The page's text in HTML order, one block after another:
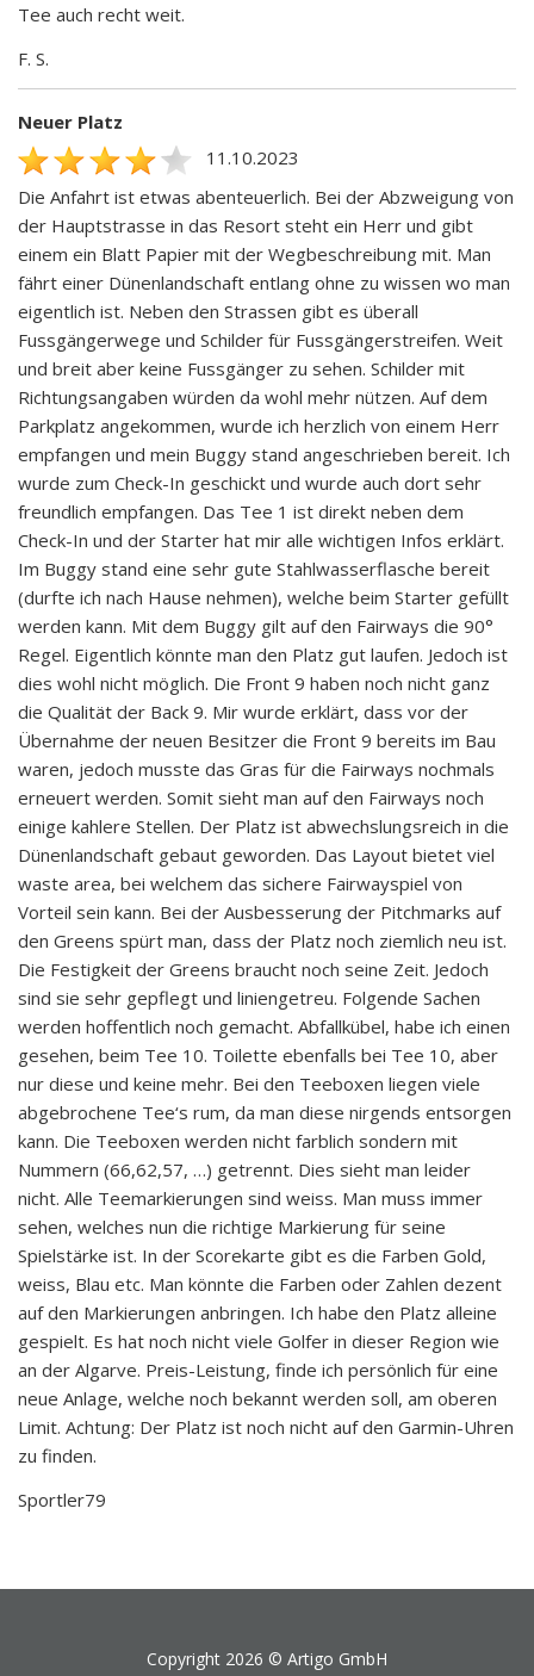
Tee auch recht weit.
F. S.
Neuer Platz
11.10.2023
Die Anfahrt ist etwas abenteuerlich. Bei der Abzweigung von
der Hauptstrasse in das Resort steht ein Herr und gibt
einem ein Blatt Papier mit der Wegbeschreibung mit. Man
fährt einer Dünenlandschaft entlang ohne zu wissen wo man
eigentlich ist. Neben den Strassen gibt es überall
Fussgängerwege und Schilder für Fussgängerstreifen. Weit
und breit aber keine Fussgänger zu sehen. Schilder mit
Richtungsangaben würden da wohl mehr nützen. Auf dem
Parkplatz angekommen, wurde ich herzlich von einem Herr
empfangen und mein Buggy stand angeschrieben bereit. Ich
wurde zum Check-In geschickt und wurde auch dort sehr
freundlich empfangen. Das Tee 1 ist direkt neben dem
Check-In und der Starter hat mir alle wichtigen Infos erklärt.
Im Buggy stand eine sehr gute Stahlwasserflasche bereit
(durfte ich nach Hause nehmen), welche beim Starter gefüllt
werden kann. Mit dem Buggy gilt auf den Fairways die 90°
Regel. Eigentlich könnte man den Platz gut laufen. Jedoch ist
dies wohl nicht möglich. Die Front 9 haben noch nicht ganz
die Qualität der Back 9. Mir wurde erklärt, dass vor der
Übernahme der neuen Besitzer die Front 9 bereits im Bau
waren, jedoch musste das Gras für die Fairways nochmals
erneuert werden. Somit sieht man auf den Fairways noch
einige kahlere Stellen. Der Platz ist abwechslungsreich in die
Dünenlandschaft gebaut geworden. Das Layout bietet viel
waste area, bei welchem das sichere Fairwayspiel von
Vorteil sein kann. Bei der Ausbesserung der Pitchmarks auf
den Greens spürt man, dass der Platz noch ziemlich neu ist.
Die Festigkeit der Greens braucht noch seine Zeit. Jedoch
sind sie sehr gepflegt und liniengetreu. Folgende Sachen
werden hoffentlich noch gemacht. Abfallkübel, habe ich einen
gesehen, beim Tee 10. Toilette ebenfalls bei Tee 10, aber
nur diese und keine mehr. Bei den Teeboxen liegen viele
abgebrochene Tee‘s rum, da man diese nirgends entsorgen
kann. Die Teeboxen werden nicht farblich sondern mit
Nummern (66,62,57, …) getrennt. Dies sieht man leider
nicht. Alle Teemarkierungen sind weiss. Man muss immer
sehen, welches nun die richtige Markierung für seine
Spielstärke ist. In der Scorekarte gibt es die Farben Gold,
weiss, Blau etc. Man könnte die Farben oder Zahlen dezent
auf den Markierungen anbringen. Ich habe den Platz alleine
gespielt. Es hat noch nicht viele Golfer in dieser Region wie
an der Algarve. Preis-Leistung, finde ich persönlich für eine
neue Anlage, welche noch bekannt werden soll, am oberen
Limit. Achtung: Der Platz ist noch nicht auf den Garmin-Uhren
zu finden.
Sportler79
Copyright 2026 © Artigo GmbH